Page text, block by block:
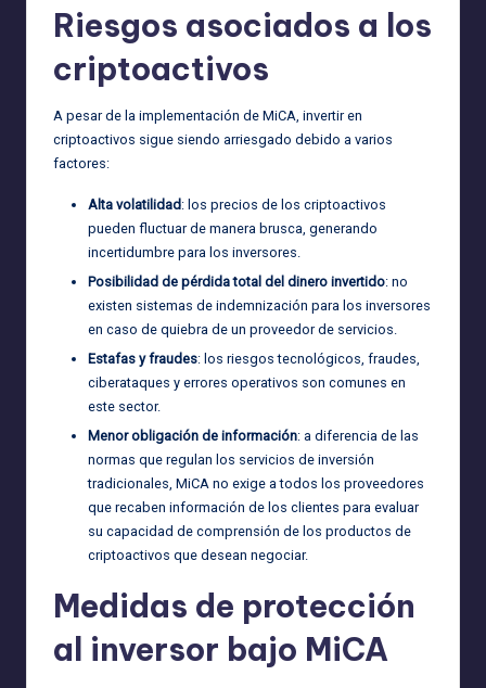
Riesgos asociados a los
criptoactivos
A pesar de la implementación de MiCA, invertir en
criptoactivos sigue siendo arriesgado debido a varios
factores:
Alta volatilidad: los precios de los criptoactivos
pueden fluctuar de manera brusca, generando
incertidumbre para los inversores.
Posibilidad de pérdida total del dinero invertido: no
existen sistemas de indemnización para los inversores
en caso de quiebra de un proveedor de servicios.
Estafas y fraudes: los riesgos tecnológicos, fraudes,
ciberataques y errores operativos son comunes en
este sector.
Menor obligación de información: a diferencia de las
normas que regulan los servicios de inversión
tradicionales, MiCA no exige a todos los proveedores
que recaben información de los clientes para evaluar
su capacidad de comprensión de los productos de
criptoactivos que desean negociar.
Medidas de protección
al inversor bajo MiCA